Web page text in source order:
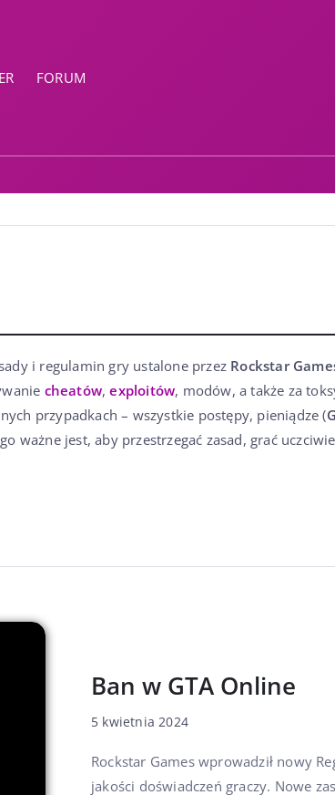
FORUM
i regulamin gry ustalone przez Rockstar
cheatów,exploitów, modów, a także za
przypadkach – wszystkie postępy, pieniądze (
jest, aby przestrzegać zasad, grać
Ban w GTA Online
5 kwietnia 2024
Rockstar Games wprowadził nowy
jakości doświadczeń graczy. Nowe